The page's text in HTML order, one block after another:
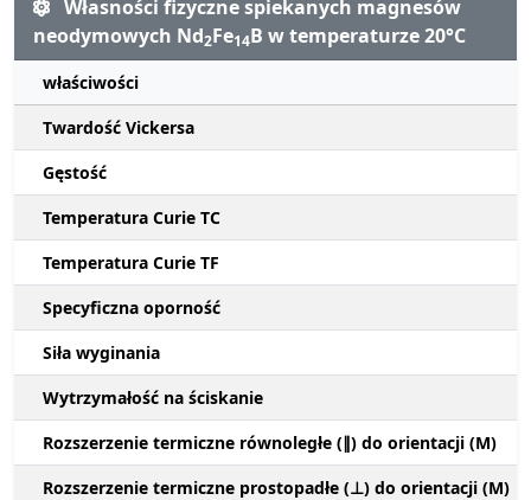
Własności fizyczne spiekanych magnesów
neodymowych Nd2Fe14B w temperaturze 20°C
właściwości
Twardość Vickersa
Gęstość
Temperatura Curie TC
Temperatura Curie TF
Specyficzna oporność
Siła wyginania
Wytrzymałość na ściskanie
Rozszerzenie termiczne równoległe (∥) do orientacji (M)
Rozszerzenie termiczne prostopadłe (⊥) do orientacji (M)